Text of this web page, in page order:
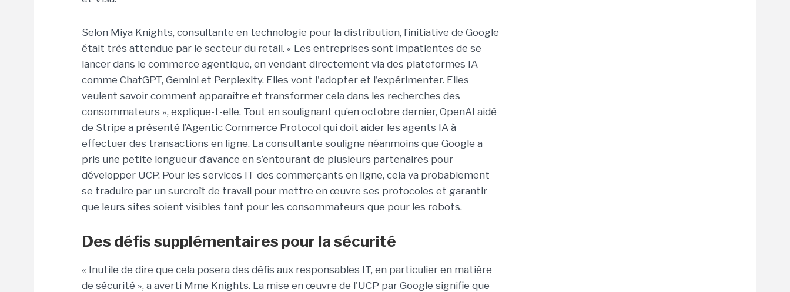
Selon Miya Knights, consultante en technologie pour la distribution, l’initiative de Google
était très attendue par le secteur du retail. « Les entreprises sont impatientes de se
lancer dans le commerce agentique, en vendant directement via des plateformes IA
comme ChatGPT, Gemini et Perplexity. Elles vont l'adopter et l'expérimenter. Elles
veulent savoir comment apparaître et transformer cela dans les recherches des
consommateurs », explique-t-elle. Tout en soulignant qu’en octobre dernier, OpenAI aidé
de Stripe a présenté l’Agentic Commerce Protocol qui doit aider les agents IA à
effectuer des transactions en ligne. La consultante souligne néanmoins que Google a
pris une petite longueur d’avance en s’entourant de plusieurs partenaires pour
développer UCP. Pour les services IT des commerçants en ligne, cela va probablement
se traduire par un surcroît de travail pour mettre en œuvre ses protocoles et garantir
que leurs sites soient visibles tant pour les consommateurs que pour les robots.
Des défis supplémentaires pour la sécurité
« Inutile de dire que cela posera des défis aux responsables IT, en particulier en matière
de sécurité », a averti Mme Knights. La mise en œuvre de l'UCP par Google signifie que